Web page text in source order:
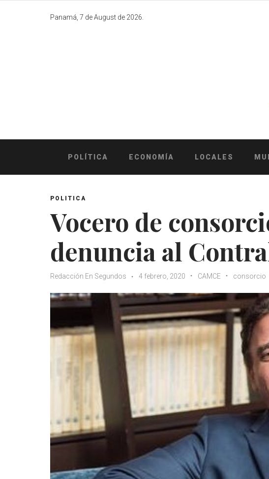
Panamá, 7 de August de 2026.
POLÍTICA ECONOMÍA LOCALES
POLITICA
Vocero de
denuncia al
Redacción En Segundos 4 febrero, 2020 CAMCE consorcio